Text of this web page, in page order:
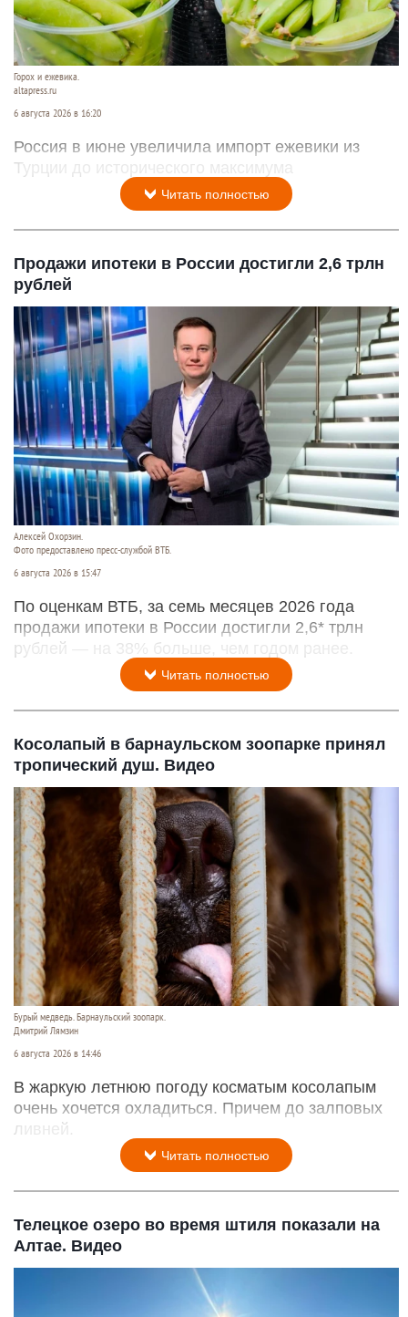
Горох и ежевика.
altapress.ru
6 августа 2026 в 16:20
Россия в июне увеличила импорт ежевики из
Турции до исторического максимума
Читать полностью
Продажи ипотеки в России достигли 2,6 трлн
рублей
Алексей Охорзин.
Фото предоставлено пресс-службой ВТБ.
6 августа 2026 в 15:47
По оценкам ВТБ, за семь месяцев 2026 года
продажи ипотеки в России достигли 2,6* трлн
рублей — на 38% больше, чем годом ранее.
Читать полностью
Косолапый в барнаульском зоопарке принял
тропический душ. Видео
Бурый медведь. Барнаульский зоопарк.
Дмитрий Лямзин
6 августа 2026 в 14:46
В жаркую летнюю погоду косматым косолапым
очень хочется охладиться. Причем до залповых
ливней.
Читать полностью
Телецкое озеро во время штиля показали на
Алтае. Видео